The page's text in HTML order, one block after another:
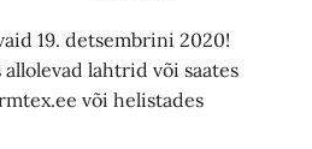
19. detsembrini 2020!
lahtrid või saates
või helistades